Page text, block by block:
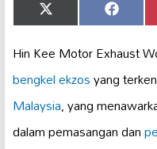
Share
on
X
(Twitter)
Share
on
Hin Kee Motor Exhaust
bengkel ekzosyang
Malaysia, yang
dalam pemasangan dan